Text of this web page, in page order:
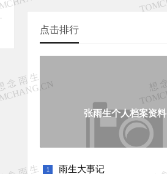
点击排行
张雨生个人档案资料
雨生大事记